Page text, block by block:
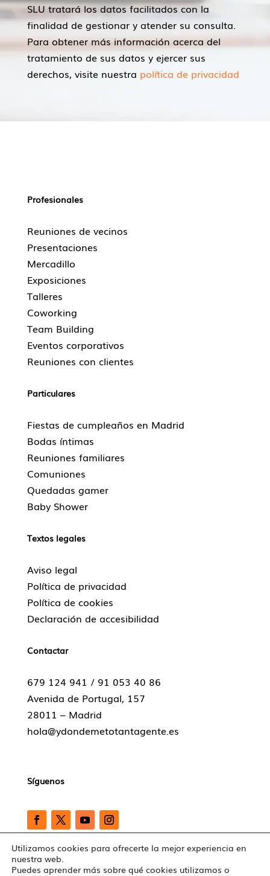
SLU tratará los datos facilitados con la
finalidad de gestionar y atender su consulta.
Para obtener más información acerca del
tratamiento de sus datos y ejercer sus
derechos, visite nuestra política de privacidad
Profesionales
Reuniones de vecinos
Presentaciones
Mercadillo
Exposiciones
Talleres
Coworking
Team Building
Eventos corporativos
Reuniones con clientes
Particulares
Fiestas de cumpleaños en Madrid
Bodas íntimas
Reuniones familiares
Comuniones
Quedadas gamer
Baby Shower
Textos legales
Aviso legal
Política de privacidad
Política de cookies
Declaración de accesibilidad
Contactar
679 124 941 / 91 053 40 86
Avenida de Portugal, 157
28011 – Madrid
hola@ydondemetotantagente.es
Síguenos
Copyright © 2026 ydondemetotantagente |
Utilizamos cookies para ofrecerte la mejor experiencia en
nuestra web.
Puedes aprender más sobre qué cookies utilizamos o